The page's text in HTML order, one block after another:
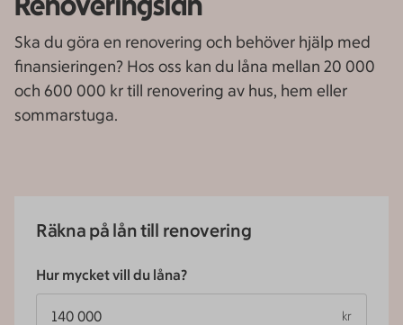
Ska du göra en renovering och behöver hjälp med
finansieringen? Hos oss kan du låna mellan 20 000
och 600 000 kr till renovering av hus, hem eller
sommarstuga.
Räkna på lån till renovering
Hur mycket vill du låna?
kr